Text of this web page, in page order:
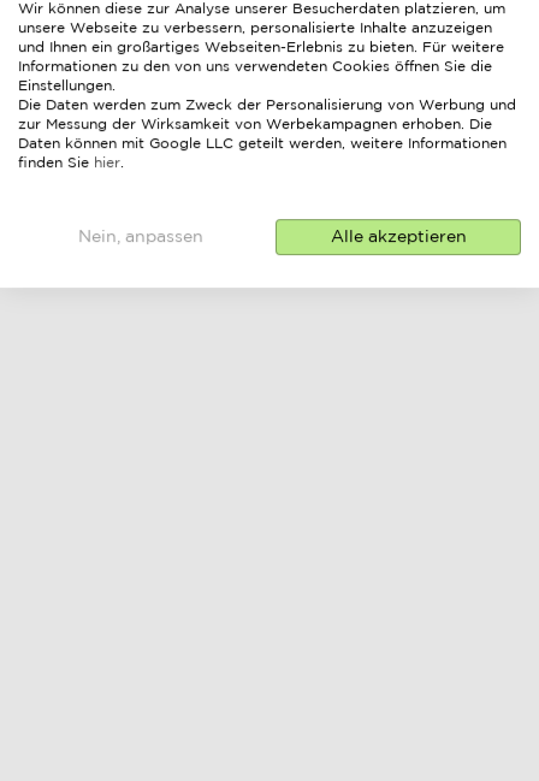
Wir können diese zur Analyse unserer Besucherdaten platzieren, um
unsere Webseite zu verbessern, personalisierte Inhalte anzuzeigen
und Ihnen ein großartiges Webseiten-Erlebnis zu bieten. Für weitere
Informationen zu den von uns verwendeten Cookies öffnen Sie die
Einstellungen.
Die Daten werden zum Zweck der Personalisierung von Werbung und
zur Messung der Wirksamkeit von Werbekampagnen erhoben. Die
Daten können mit Google LLC geteilt werden, weitere Informationen
finden Sie hier
Nein, anpassen Alle akzeptieren